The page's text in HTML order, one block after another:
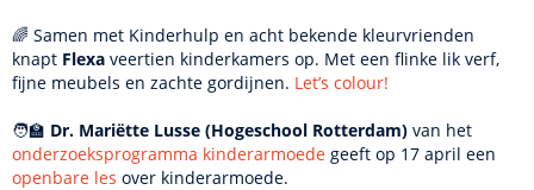
🌈 Samen met Kinderhulp en acht bekende kleurvrienden
knapt Flexa veertien kinderkamers op. Met een flinke lik verf,
fijne meubels en zachte gordijnen. Let’s colour!
🧑‍🏫 Dr. Mariëtte Lusse (Hogeschool Rotterdam) van het
onderzoeksprogramma kinderarmoede geeft op 17 april een
openbare les over kinderarmoede.